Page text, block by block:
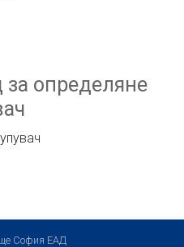
за определяне
София ЕАД